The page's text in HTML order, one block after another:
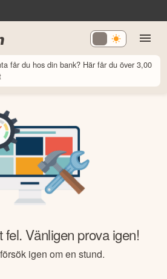
får du hos din bank? Här får du över 3,00
fel. Vänligen prova igen!
igen om en stund.